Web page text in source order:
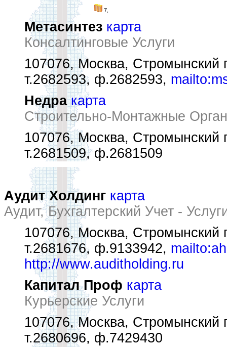
7,
Метасинтез карта
Консалтинговые Услуги
107076, Москва, Стромынский
т.2682593, ф.2682593,
Недра карта
Строительно-Монтажные
107076, Москва, Стромынский
т.2681509, ф.2681509
Аудит Холдинг карта
Аудит, Бухгалтерский Учет -
107076, Москва, Стромынский
т.2681676, ф.9133942,
http://www.auditholding.ru
Капитал Проф карта
Курьерские Услуги
107076, Москва, Стромынский
т.2680696, ф.7429430